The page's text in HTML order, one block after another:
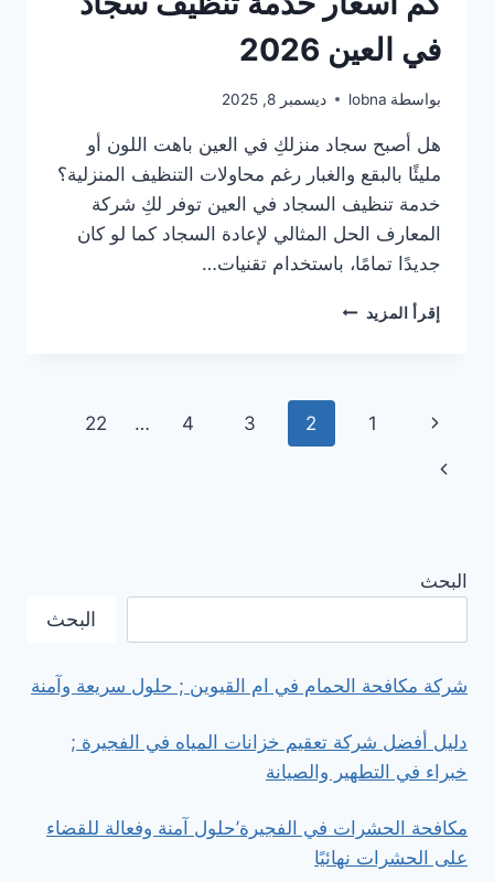
في العين 2026
بواسطة lobna ديسمبر 8, 2025
هل أصبح سجاد منزلكِ في العين باهت اللون أو
مليئًا بالبقع والغبار رغم محاولات التنظيف المنزلية؟
خدمة تنظيف السجاد في العين توفر لكِ شركة
المعارف الحل المثالي لإعادة السجاد كما لو كان
جديدًا تمامًا، باستخدام تقنيات…
إقرأ المزيد كم
سجاد
العين
تنقل
الصفحة
الصفحة
السابقة
1
2
3
4
…
22
الصفحة
البحث
البحث
شركة مكافحة الحمام في ام القيوين ; حلول سريعة وآمنة
دليل أفضل شركة تعقيم خزانات المياه في الفجيرة ;
خبراء في التطهير والصيانة
مكافحة الحشرات في الفجيرة’حلول آمنة وفعالة للقضاء
على الحشرات نهائيًا